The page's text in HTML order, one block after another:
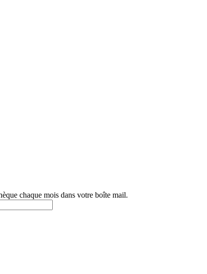
chaque mois dans votre boîte mail.